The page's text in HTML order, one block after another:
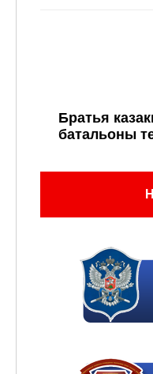
Братья
батальоны